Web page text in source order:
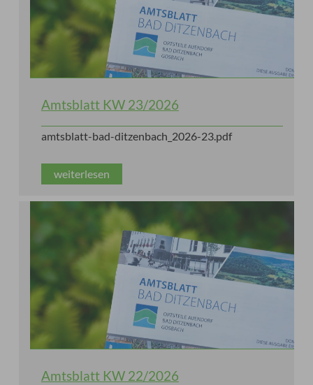
Amtsblatt KW 23/2026
amtsblatt-bad-ditzenbach_2026-23.pdf
weiterlesen
Amtsblatt KW 22/2026